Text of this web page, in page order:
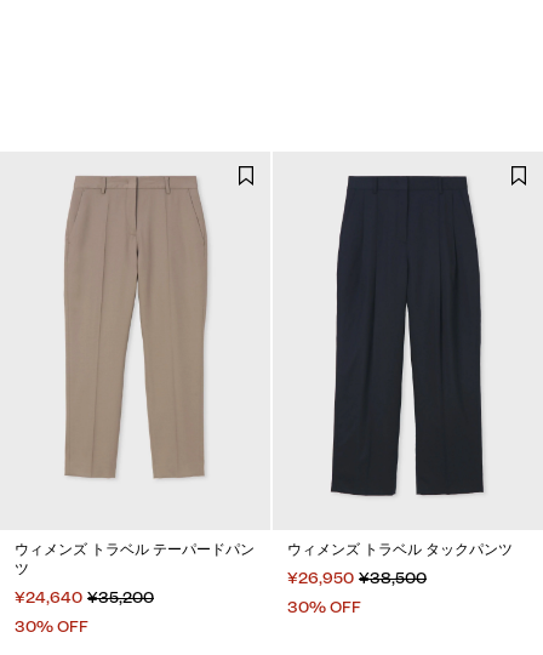
ウィメンズ トラベル テーパードパン
ツ
¥24,640 ¥35,200
30% OFF
ウィメンズ トラベル タックパンツ
¥26,950 ¥38,500
30% OFF